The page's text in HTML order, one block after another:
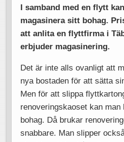
I samband med en flytt
magasinera sitt bohag.
att anlita en flyttfirma i
erbjuder magasinering.
Det är inte alls ovanligt att
nya bostaden för att sätta
Men för att slippa
renoveringskaoset kan
bohag. Då brukar
snabbare. Man slipper